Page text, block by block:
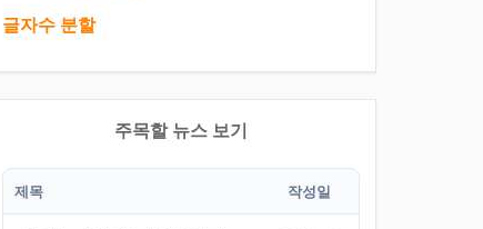
글자수 분할
주목할 뉴스 보기
제목 작성일